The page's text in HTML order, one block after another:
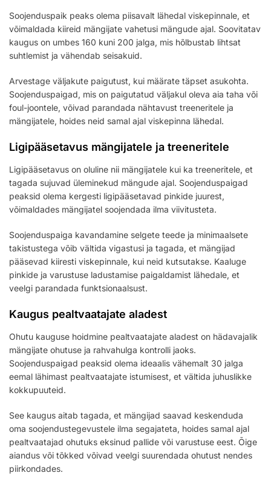
Soojenduspaik peaks olema piisavalt lähedal viskepinnale, et
võimaldada kiireid mängijate vahetusi mängude ajal. Soovitatav
kaugus on umbes 160 kuni 200 jalga, mis hõlbustab lihtsat
suhtlemist ja vähendab seisakuid.
Arvestage väljakute paigutust, kui määrate täpset asukohta.
Soojenduspaigad, mis on paigutatud väljakul oleva aia taha või
foul-joontele, võivad parandada nähtavust treeneritele ja
mängijatele, hoides neid samal ajal viskepinna lähedal.
Ligipääsetavus mängijatele ja treeneritele
Ligipääsetavus on oluline nii mängijatele kui ka treeneritele, et
tagada sujuvad üleminekud mängude ajal. Soojenduspaigad
peaksid olema kergesti ligipääsetavad pinkide juurest,
võimaldades mängijatel soojendada ilma viivitusteta.
Soojenduspaiga kavandamine selgete teede ja minimaalsete
takistustega võib vältida vigastusi ja tagada, et mängijad
pääsevad kiiresti viskepinnale, kui neid kutsutakse. Kaaluge
pinkide ja varustuse ladustamise paigaldamist lähedale, et
veelgi parandada funktsionaalsust.
Kaugus pealtvaatajate aladest
Ohutu kauguse hoidmine pealtvaatajate aladest on hädavajalik
mängijate ohutuse ja rahvahulga kontrolli jaoks.
Soojenduspaigad peaksid olema ideaalis vähemalt 30 jalga
eemal lähimast pealtvaatajate istumisest, et vältida juhuslikke
kokkupuuteid.
See kaugus aitab tagada, et mängijad saavad keskenduda
oma soojendustegevustele ilma segajateta, hoides samal ajal
pealtvaatajad ohutuks eksinud pallide või varustuse eest. Õige
aiandus või tõkked võivad veelgi suurendada ohutust nendes
piirkondades.